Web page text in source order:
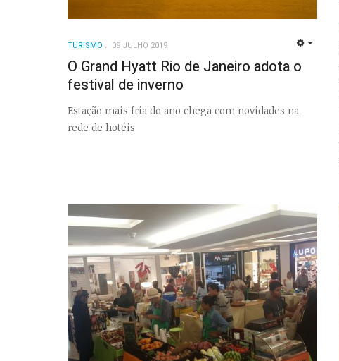
TURISMO 09 JULHO 2019
O Grand Hyatt Rio de Janeiro adota o
festival de inverno
Estação mais fria do ano chega com novidades na
rede de hotéis